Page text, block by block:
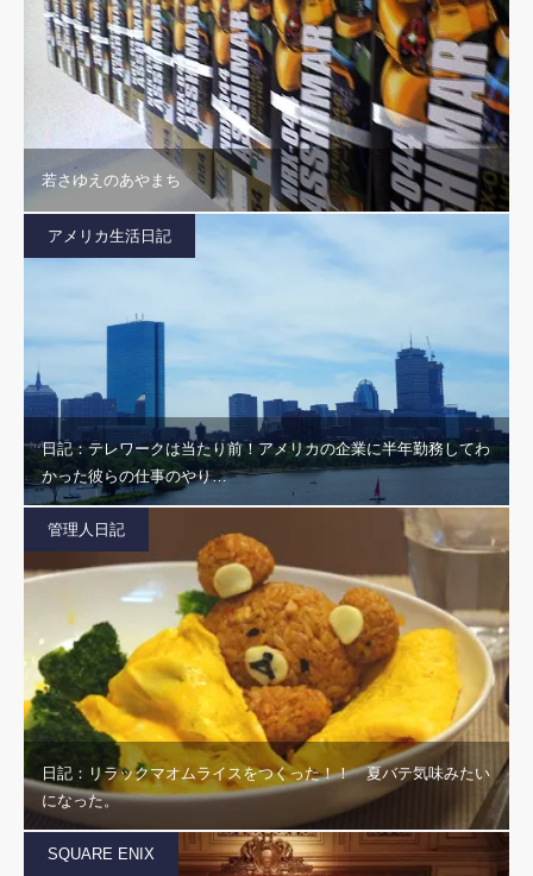
若さゆえのあやまち
アメリカ生活日記
日記：テレワークは当たり前！アメリカの企業に半年勤務してわ
かった彼らの仕事のやり…
管理人日記
日記：リラックマオムライスをつくった！！ 夏バテ気味みたい
になった。
SQUARE ENIX